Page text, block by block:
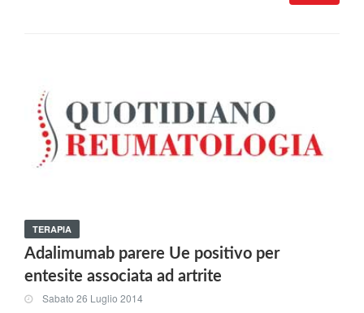
TERAPIA
Adalimumab parere Ue positivo per
entesite associata ad artrite
Sabato 26 Luglio 2014